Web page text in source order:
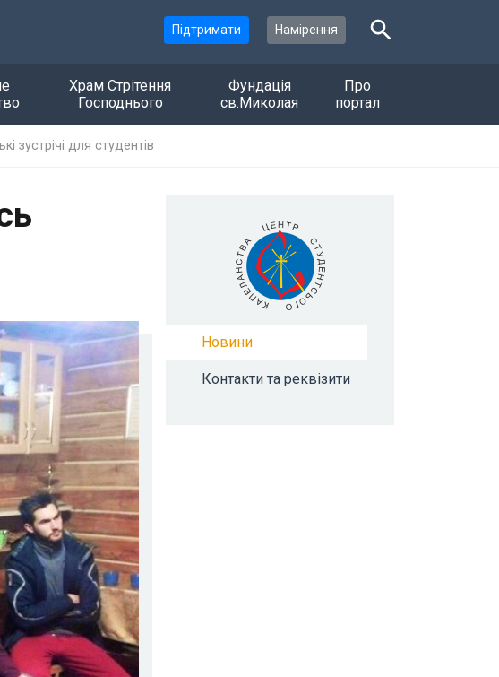
Підтримати Намірення
Храм Стрітення
Господнього
Фундація
св.Миколая
Про
портал
зустрічі для студентів
Новини
Контакти та реквізити